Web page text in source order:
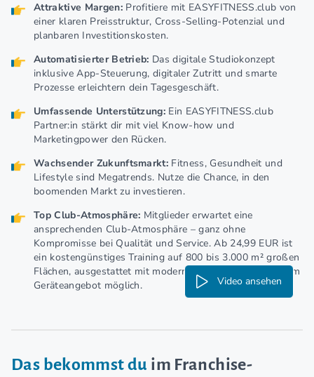
Attraktive Margen:Profitiere mit EASYFITNESS.club von
einer klaren Preisstruktur, Cross-Selling-Potenzial und
planbaren Investitionskosten.
Automatisierter Betrieb: Das digitale Studiokonzept
inklusive App-Steuerung, digitaler Zutritt und smarte
Prozesse erleichtern dein Tagesgeschäft.
Umfassende Unterstützung: Ein EASYFITNESS.club
Partner:in stärkt dir mit viel Know-how und
Marketingpower den Rücken.
Wachsender Zukunftsmarkt: Fitness, Gesundheit und
Lifestyle sind Megatrends. Nutze die Chance, in den
boomenden Markt zu investieren.
Top Club-Atmosphäre: Mitglieder erwartet eine
ansprechenden Club-Atmosphäre – ganz ohne
Kompromisse bei Qualität und Service. Ab 24,99 EUR ist
ein kostengünstiges Training auf 800 bis 3.000 m² großen
Flächen, ausgestattet mit modernster Technik und breitem
Geräteangebot möglich.
Video ansehen
Das bekommst du im Franchise-